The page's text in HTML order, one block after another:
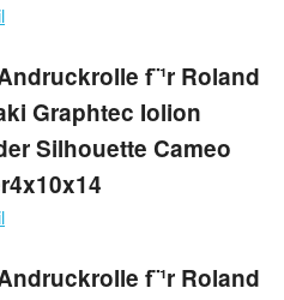
f¨¹r Roland
Graphtec Iolion
Silhouette Cameo
f¨¹r Roland